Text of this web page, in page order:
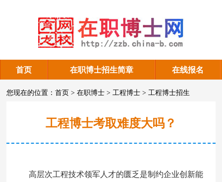
工程博士招生
首页 在职博士招生简章 在线报名
您现在的位置：首页 >在职博士 >工程博士 >工程博士招生
工程博士考取难度大吗？
高层次工程技术领军人才的匮乏是制约企业创新能